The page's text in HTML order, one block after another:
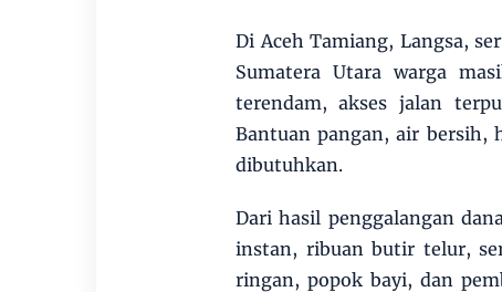
Di Aceh Tamiang, Langsa,
Sumatera Utara warga
terendam, akses jalan
Bantuan pangan, air bersih,
dibutuhkan.
Dari hasil penggalangan
instan, ribuan butir telur,
ringan, popok bayi, dan